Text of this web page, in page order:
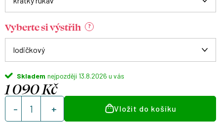
Vyberte si výstřih ?
Skladem 13.8.2026
1 090 Kč
Měrná
cena:
Vložit do košíku